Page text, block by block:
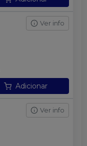
Ver info
Adicionar
Ver info